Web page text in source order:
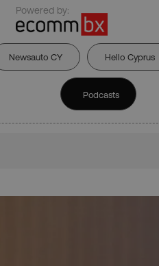
Powered by:
Newsauto CY Hello Cyprus
Podcasts